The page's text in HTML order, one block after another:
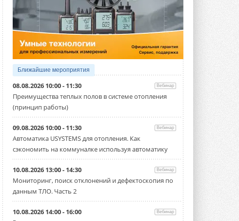
«РУСКЛИМАТ Fest 2026» в Уфе
собрал свыше 700 профи
климатической отрасли
Организатором выступил торгово-
производственный холдинг ...
3 АВГУСТА 2026
«Датарк» испытал модульный
ЦОД с плотностью 54 кВт на
стойку
Испытания прошли на собственной
производственной площадке и были ...
3 АВГУСТА 2026
Samsung выпускает VRF-
систему DVM на R32
Линейка включает семь типоразмеров
производительностью от 22,4 до 56 кВт.
Суммарная длина трубопроводов ...
«СиСофт Девелопмент» подвел
итоги конкурса студенческих
проектов «ТИМ-лидеры 2026»
Новый сезон конкурса «ТИМ-лидеры»
стартует уже в сентябре 2026 года ...
Ближайшие мероприятия
08.08.2026 10:00 - 11:30 Вебинар
Преимущества теплых полов в системе отопления
(принцип работы)
09.08.2026 10:00 - 11:30 Вебинар
Автоматика USYSTEMS для отопления. Как
сэкономить на коммуналке используя автоматику
10.08.2026 13:00 - 14:30 Вебинар
Мониторинг, поиск отклонений и дефектоскопия по
данным ТЛО. Часть 2
10.08.2026 14:00 - 16:00 Вебинар